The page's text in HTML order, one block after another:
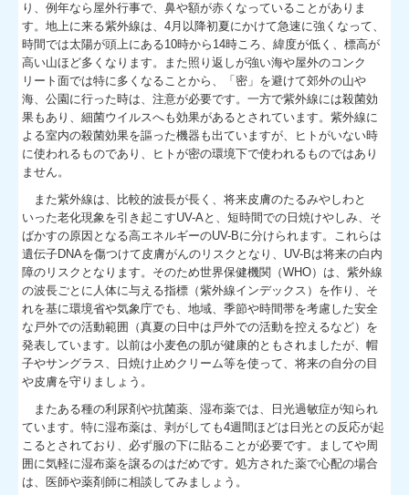
り、例年なら屋外行事で、鼻や額が赤くなっていることがありま
す。地上に来る紫外線は、4月以降初夏にかけて急速に強くなって、
時間では太陽が頭上にある10時から14時ころ、緯度が低く、標高が
高い山ほど多くなります。また照り返しが強い海や屋外のコンク
リート面では特に多くなることから、「密」を避けて郊外の山や
海、公園に行った時は、注意が必要です。一方で紫外線には殺菌効
果もあり、細菌ウイルスへも効果があるとされています。紫外線に
よる室内の殺菌効果を謳った機器も出ていますが、ヒトがいない時
に使われるものであり、ヒトが密の環境下で使われるものではあり
ません。
また紫外線は、比較的波長が長く、将来皮膚のたるみやしわと
いった老化現象を引き起こすUV-Aと、短時間での日焼けやしみ、そ
ばかすの原因となる高エネルギーのUV-Bに分けられます。これらは
遺伝子DNAを傷つけて皮膚がんのリスクとなり、UV-Bは将来の白内
障のリスクとなります。そのため世界保健機関（WHO）は、紫外線
の波長ごとに人体に与える指標（紫外線インデックス）を作り、そ
れを基に環境省や気象庁でも、地域、季節や時間帯を考慮した安全
な戸外での活動範囲（真夏の日中は戸外での活動を控えるなど）を
発表しています。以前は小麦色の肌が健康的ともされましたが、帽
子やサングラス、日焼け止めクリーム等を使って、将来の自分の目
や皮膚を守りましょう。
またある種の利尿剤や抗菌薬、湿布薬では、日光過敏症が知られ
ています。特に湿布薬は、剥がしても4週間ほどは日光との反応が起
こるとされており、必ず服の下に貼ることが必要です。ましてや周
囲に気軽に湿布薬を譲るのはだめです。処方された薬で心配の場合
は、医師や薬剤師に相談してみましょう。